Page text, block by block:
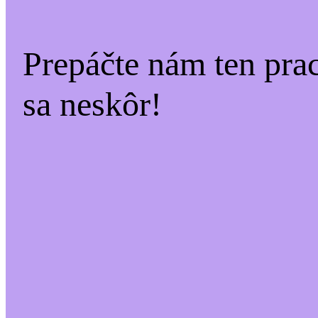
Prepáčte nám ten
sa neskôr!